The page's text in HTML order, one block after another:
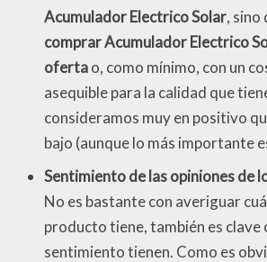
Acumulador Electrico Solar, sino
comprar Acumulador Electrico
ofertao, como mínimo, con un
asequible para la calidad que
consideramos muy en positivo
bajo (aunque lo más importante
Sentimiento de las opiniones de
No es bastante con averiguar
producto tiene, también es clave
sentimiento tienen. Como es